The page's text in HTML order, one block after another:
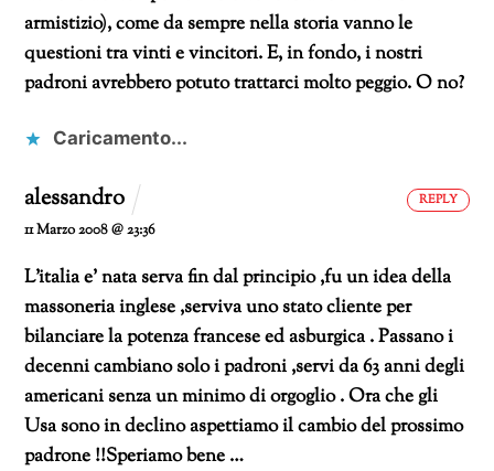
armistizio), come da sempre nella storia vanno le
questioni tra vinti e vincitori.E, in fondo, i nostri
padroni avrebbero potuto trattarci molto peggio.O no?
Caricamento...
alessandro
11 Marzo 2008 @ 23:36
L’italia e’ nata serva fin dal principio ,fu un idea della
massoneria inglese ,serviva uno stato cliente per
bilanciare la potenza francese ed asburgica . Passano i
decenni cambiano solo i padroni ,servi da 63 anni degli
americani senza un minimo di orgoglio . Ora che gli
Usa sono in declino aspettiamo il cambio del prossimo
padrone !!Speriamo bene …
REPLY